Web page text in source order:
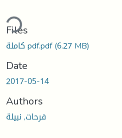
Files
كاملة pdf.pdf(6.27 MB)
Date
2017-05-14
Authors
فرحات, نبيلة